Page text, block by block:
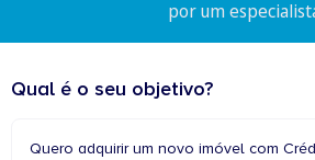
por um
Qual é o seu objetivo?
Quero adquirir um novo imóvel com